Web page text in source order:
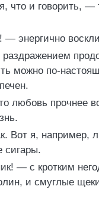
что и говорить, —
энергично
можно по-
любовь прочнее
Вот я, например,
сигары.
— с кротким
и смуглые